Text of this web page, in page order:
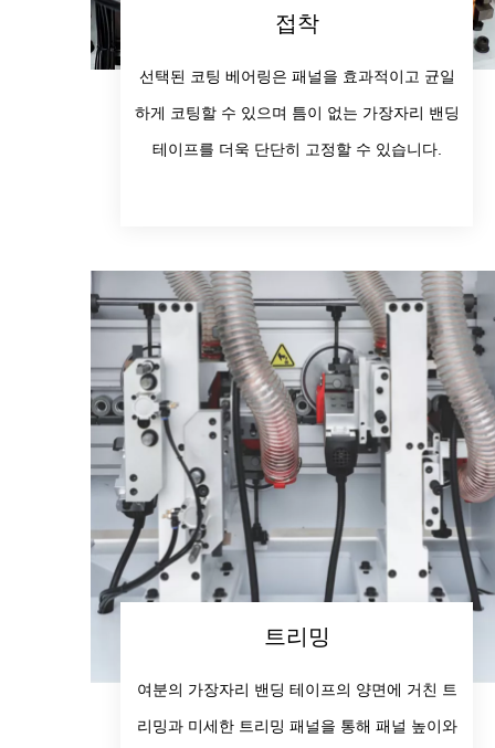
접착
선택된 코팅 베어링은 패널을 효과적이고 균일
하게 코팅할 수 있으며 틈이 없는 가장자리 밴딩
테이프를 더욱 단단히 고정할 수 있습니다.
트리밍
여분의 가장자리 밴딩 테이프의 양면에 거친 트
리밍과 미세한 트리밍 패널을 통해 패널 높이와